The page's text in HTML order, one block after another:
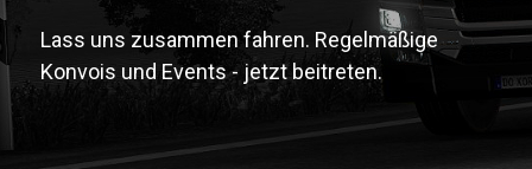
Lass uns zusammen fahren. Regelmäßige
Konvois und Events - jetzt beitreten.